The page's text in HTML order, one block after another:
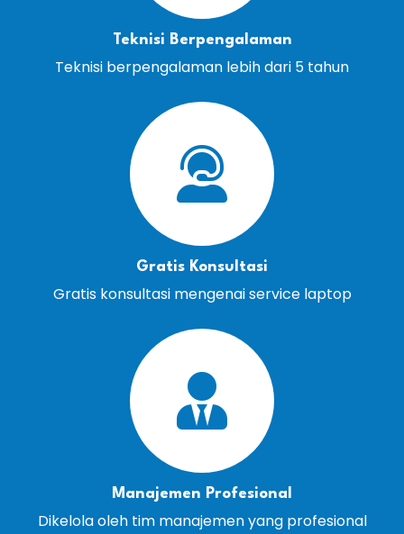
Teknisi Berpengalaman
Teknisi berpengalaman lebih dari 5 tahun
Gratis Konsultasi
Gratis konsultasi mengenai service laptop
Manajemen Profesional
Dikelola oleh tim manajemen yang profesional